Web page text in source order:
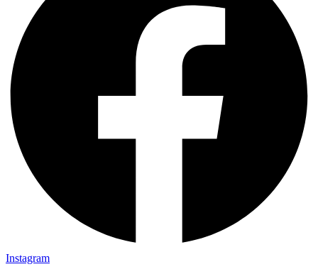
Instagram